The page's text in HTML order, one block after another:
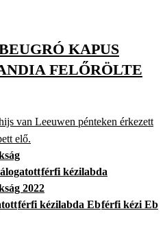
KAPUS
FELŐRÖLTE
van Leeuwen pénteken érkezett
elő.
férfi kézilabda
2022
férfi kézilabda Ebférfi kézi Eb